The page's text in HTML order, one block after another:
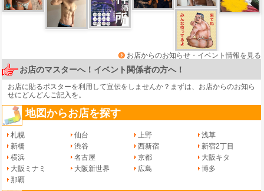
お店からのお知らせ・イベント情報を見る
お店のマスターへ！イベント関係者の方へ！
お店に貼るポスターを利用して宣伝をしませんか？まずは、 お店からのお知ら
せにどんどんご記入を。
地図からお店を探す
札幌 仙台 上野
浅草
新橋
渋谷 西新宿
新宿2丁目
横浜
名古屋 京都
大阪キタ
大阪ミナミ
大阪新世界 広島
博多
那覇